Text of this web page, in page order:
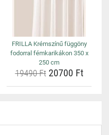
FRILLA Krémszínű függöny
fodorral fémkarikákon 350 x
250 cm
19490 Ft20700 Ft